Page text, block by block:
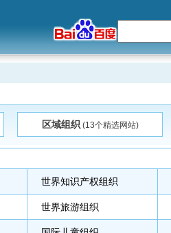
区域组织(13个精选网站)
世界知识产权组织
世界旅游组织